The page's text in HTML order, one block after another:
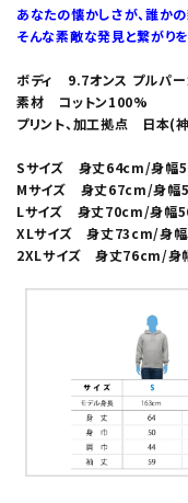
あなたの懐かしさが、誰か
そんな素敵な発見と繋がり
ボディ 9.7オンス プルパ
素材 コットン100%
プリント、加工拠点 日本(
Sサイズ 身丈64cm/身幅
Mサイズ 身丈67cm/身幅
Lサイズ 身丈70cm/身幅
XLサイズ 身丈73cm/身
2XLサイズ 身丈76cm/身